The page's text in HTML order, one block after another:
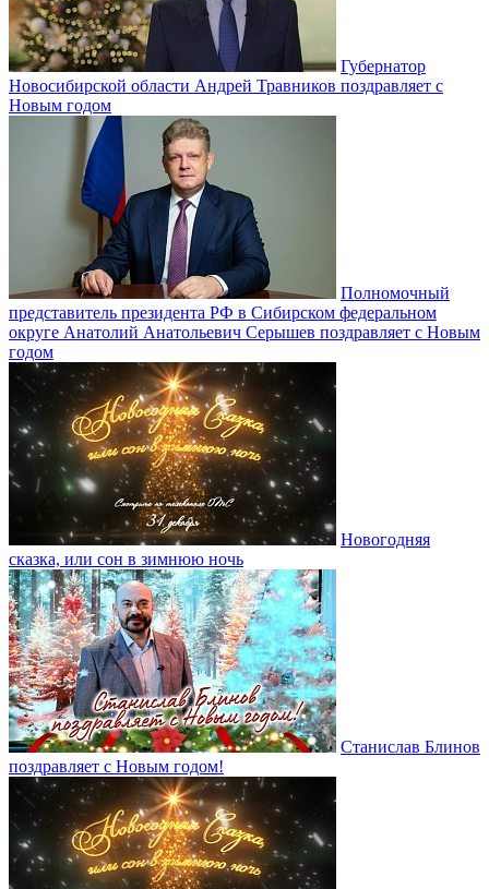
Губернатор
Новосибирской области Андрей Травников поздравляет с
Новым годом
Полномочный
представитель президента РФ в Сибирском федеральном
округе Анатолий Анатольевич Серышев поздравляет с Новым
годом
Новогодняя
сказка, или сон в зимнюю ночь
Станислав Блинов
поздравляет с Новым годом!